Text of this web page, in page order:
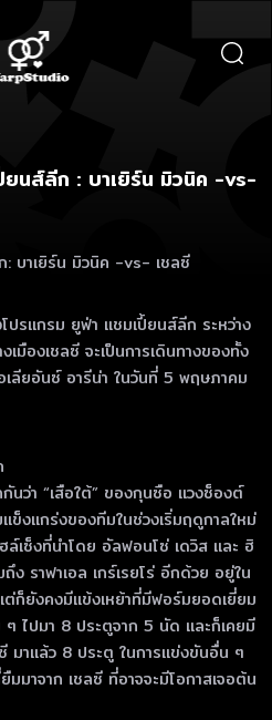
ยนส์ลีก : บาเยิร์น มิวนิค -vs-
: บาเยิร์น มิวนิค -vs- เชลซี
ปรแกรม ยูฟ่า แชมเปี้ยนส์ลีก ระหว่าง
เมืองเชลซี จะเป็นการเดินทางของทั้ง
ลียอันซ์ อารีน่า ในวันที่ 5 พฤษภาคม
นว่า “เสือใต้” ของกุนซือ แวงซ็องต์
ข็งแกร่งของทีมในช่วงเริ่มฤดูกาลใหม่
เซ็งที่นำโดย อัลฟอนโซ่ เดวิส และ ฮิ
ง ราฟาเอล เกร์เรยโร่ อีกด้วย อยู่ใน
ก็ยังคงมีแข้งเหย้าที่มีฟอร์มยอดเยี่ยม
ๆ ไปมา 8 ประตูจาก 5 นัด และก็เคยมี
มาแล้ว 8 ประตู ในการแข่งขันอื่น ๆ
มาจาก เชลซี ที่อาจจะมีโอกาสเจอต้น